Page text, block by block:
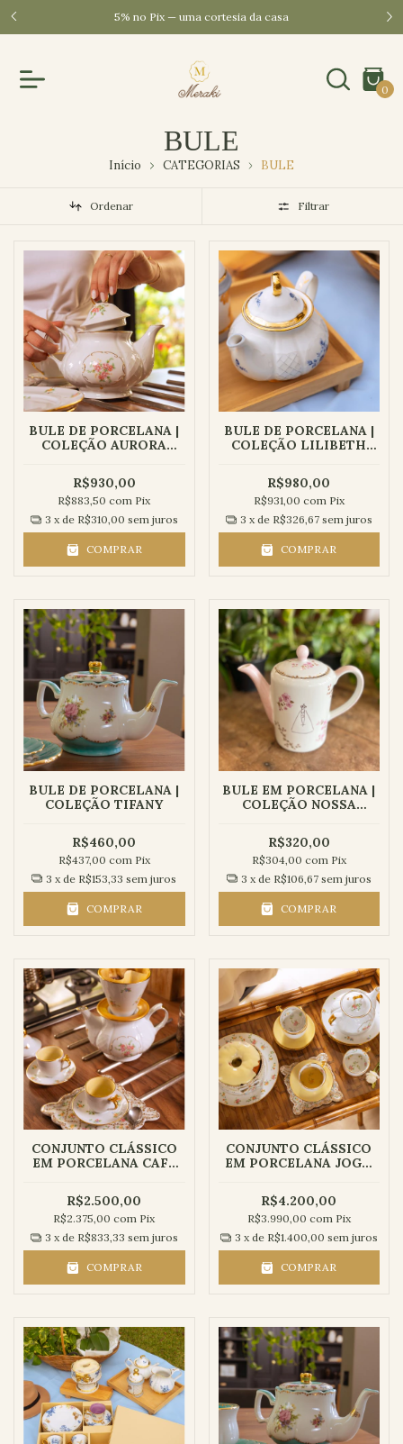
SP 5% no Pix — uma cortesia da casa
0
BULE
Início CATEGORIAS BULE
Ordenar Filtrar
BULE DE PORCELANA |
COLEÇÃO AURORA
R$930,00
R$883,50com Pix
3 x de R$310,00 sem juros
COMPRAR
BULE DE PORCELANA |
COLEÇÃO LILIBETH
R$980,00
R$931,00 com Pix
3 x de R$326,67 sem juros
COMPRAR
BULE DE PORCELANA |
COLEÇÃO TIFANY
R$460,00
R$437,00 com Pix
3 x de R$153,33 sem juros
COMPRAR
BULE EM PORCELANA |
COLEÇÃO NOSSA
R$320,00
R$304,00 com Pix
3 x de R$106,67 sem juros
COMPRAR
CONJUNTO CLÁSSICO
EM PORCELANA CAFÉ
AURORA - 7 peças
R$2.500,00
R$2.375,00com Pix
3 x de R$833,33 sem juros
COMPRAR
CONJUNTO CLÁSSICO
EM PORCELANA JOGO
AURORA - 12 peças
R$4.200,00
R$3.990,00 com Pix
3 x de R$1.400,00 sem juros
COMPRAR